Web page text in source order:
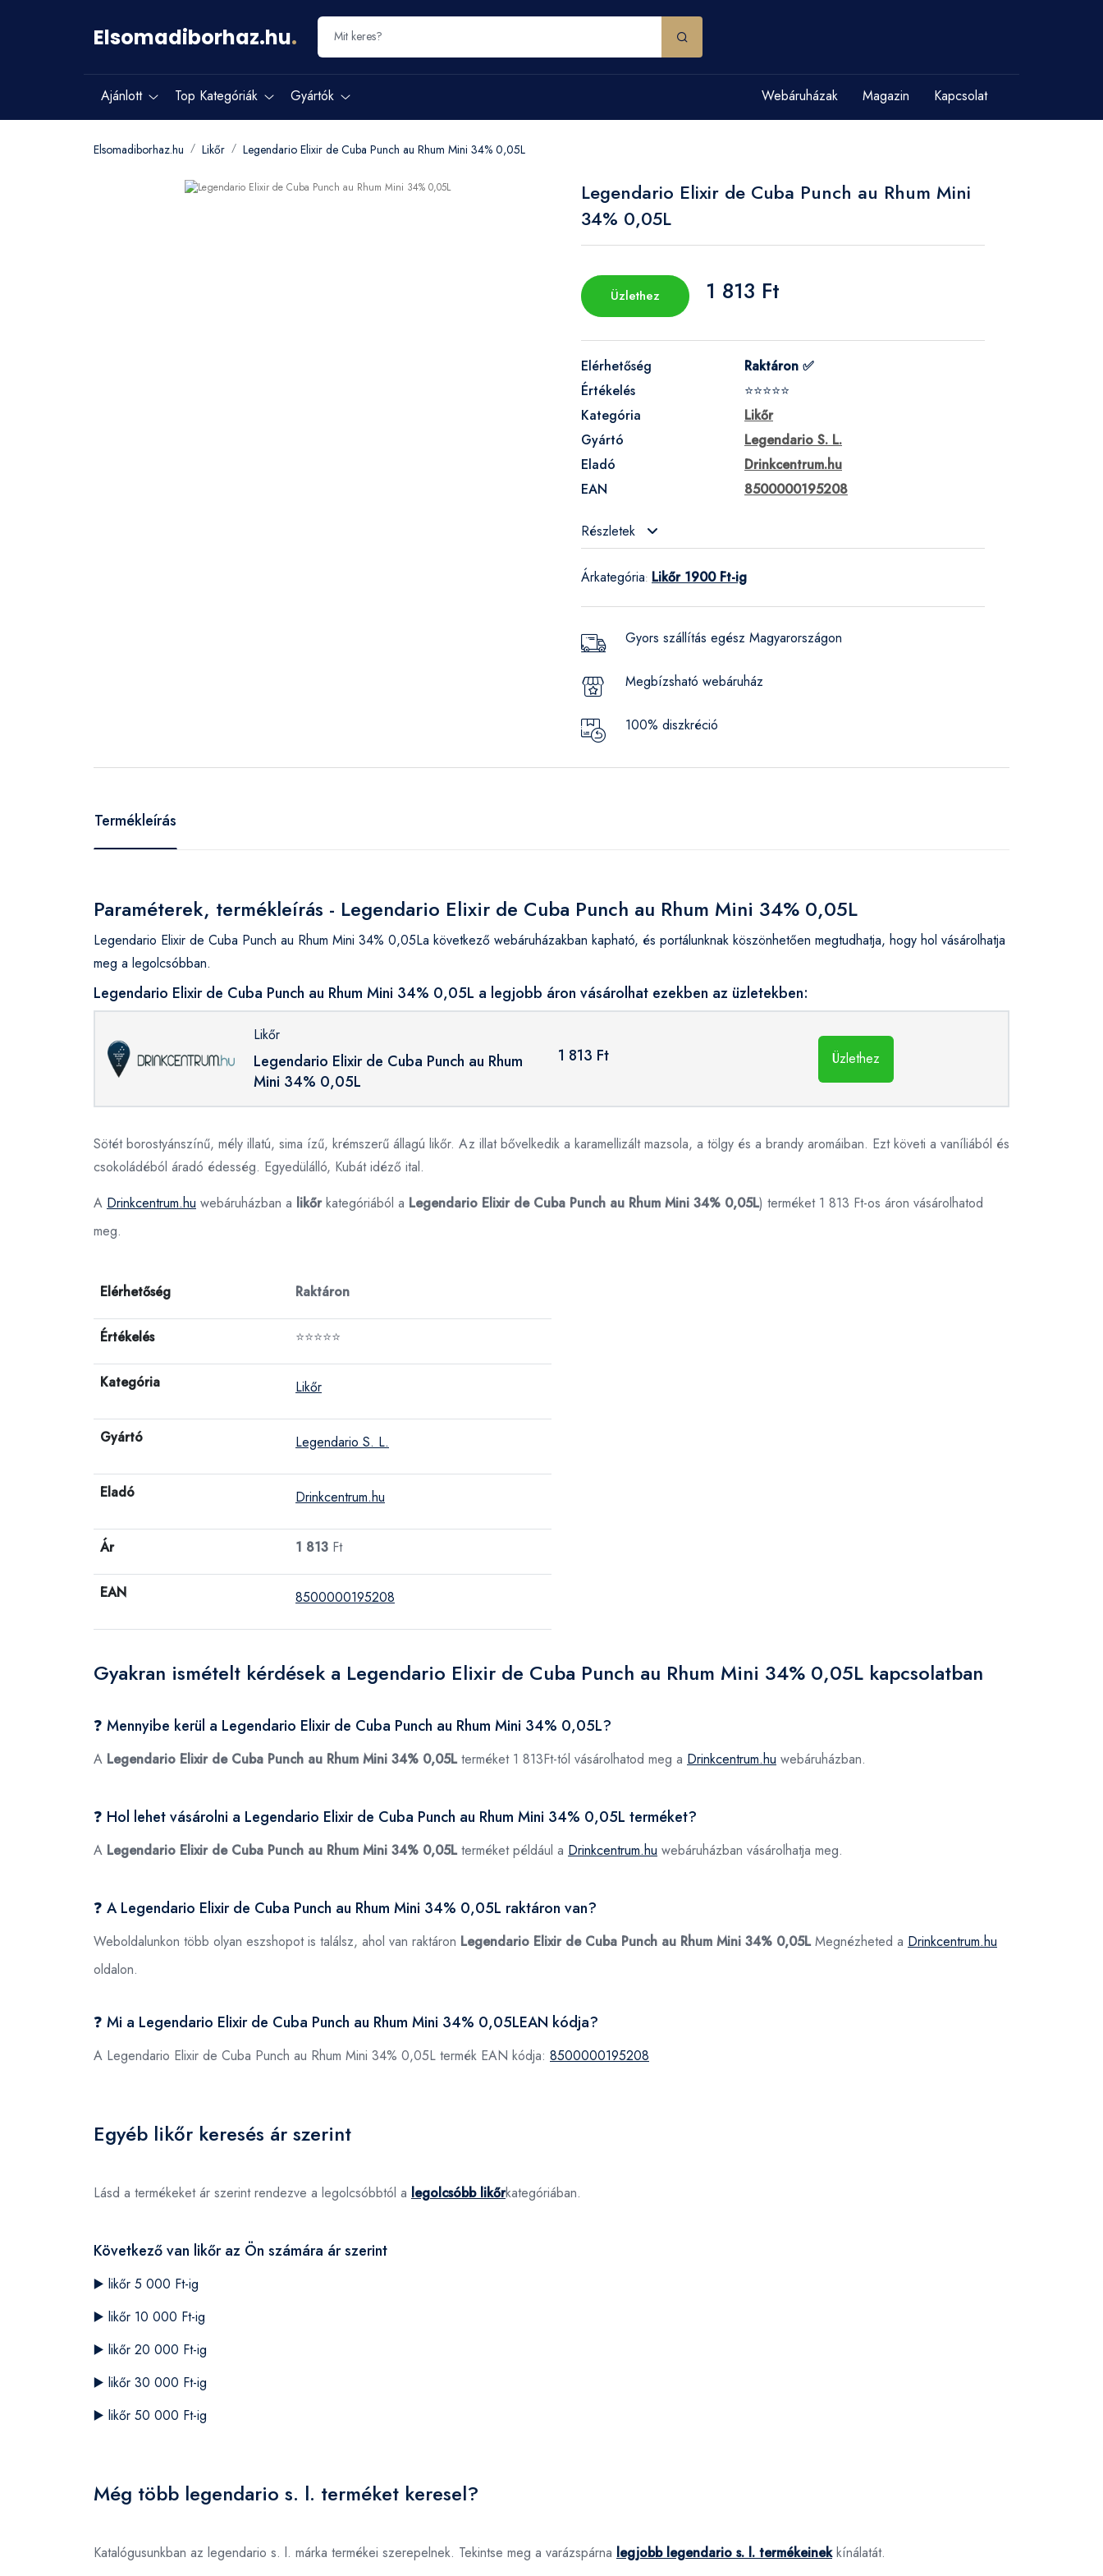
Elsomadiborhaz.hu.
Ajánlott Top Kategóriák Gyártók Webáruházak Magazin Kapcsolat
Elsomadiborhaz.hu Likőr Legendario Elixir de Cuba Punch au Rhum Mini 34% 0,05L
Legendario Elixir de Cuba Punch au Rhum Mini
34% 0,05L
Üzlethez 1 813 Ft
Elérhetőség
Raktáron ✅
Értékelés
⭐⭐⭐⭐⭐
Kategória
Likőr
Gyártó
Legendario S. L.
Eladó
Drinkcentrum.hu
EAN
8500000195208
Részletek
Árkategória: Likőr 1900 Ft-ig
Gyors szállítás egész Magyarországon
Megbízsható webáruház
100% diszkréció
Termékleírás
Paraméterek, termékleírás - Legendario Elixir de Cuba Punch au Rhum Mini 34% 0,05L
Legendario Elixir de Cuba Punch au Rhum Mini 34% 0,05La következő webáruházakban kapható, és portálunknak köszönhetően megtudhatja, hogy hol vásárolhatja
meg a legolcsóbban.
Legendario Elixir de Cuba Punch au Rhum Mini 34% 0,05L a legjobb áron vásárolhat ezekben az üzletekben:
Likőr
Legendario Elixir de Cuba Punch au Rhum
Mini 34% 0,05L
1 813 Ft Üzlethez
Sötét borostyánszínű, mély illatú, sima ízű, krémszerű állagú likőr. Az illat bővelkedik a karamellizált mazsola, a tölgy és a brandy aromáiban. Ezt követi a vaníliából és
csokoládéból áradó édesség. Egyedülálló, Kubát idéző ​​ital.
A Drinkcentrum.hu webáruházban a likőrkategóriából a Legendario Elixir de Cuba Punch au Rhum Mini 34% 0,05L) terméket 1 813 Ft-os áron vásárolhatod
meg.
Elérhetőség Raktáron
Értékelés ⭐⭐⭐⭐⭐
Kategória Likőr
Gyártó Legendario S. L.
Eladó Drinkcentrum.hu
Ár 1 813 Ft
EAN 8500000195208
Gyakran ismételt kérdések a Legendario Elixir de Cuba Punch au Rhum Mini 34% 0,05L kapcsolatban
❓ Mennyibe kerül a Legendario Elixir de Cuba Punch au Rhum Mini 34% 0,05L?
A Legendario Elixir de Cuba Punch au Rhum Mini 34% 0,05Lterméket 1 813Ft-tól vásárolhatod meg a Drinkcentrum.hu webáruházban.
❓ Hol lehet vásárolni a Legendario Elixir de Cuba Punch au Rhum Mini 34% 0,05L terméket?
A Legendario Elixir de Cuba Punch au Rhum Mini 34% 0,05Lterméket például a Drinkcentrum.hu webáruházban vásárolhatja meg.
❓ A Legendario Elixir de Cuba Punch au Rhum Mini 34% 0,05L raktáron van?
Weboldalunkon több olyan eszshopot is találsz, ahol van raktáron Legendario Elixir de Cuba Punch au Rhum Mini 34% 0,05LMegnézheted a Drinkcentrum.hu
oldalon.
❓ Mi a Legendario Elixir de Cuba Punch au Rhum Mini 34% 0,05LEAN kódja?
A Legendario Elixir de Cuba Punch au Rhum Mini 34% 0,05L termék EAN kódja: 8500000195208
Egyéb likőr keresés ár szerint
Lásd a termékeket ár szerint rendezve a legolcsóbbtól a legolcsóbb likőrkategóriában.
Következő van likőr az Ön számára ár szerint
▶️ likőr 5 000 Ft-ig
▶️ likőr 10 000 Ft-ig
▶️ likőr 20 000 Ft-ig
▶️ likőr 30 000 Ft-ig
▶️ likőr 50 000 Ft-ig
Még több legendario s. l. terméket keresel?
Katalógusunkban az legendario s. l. márka termékei szerepelnek. Tekintse meg a varázspárna legjobb legendario s. l. termékeinekkínálatát.